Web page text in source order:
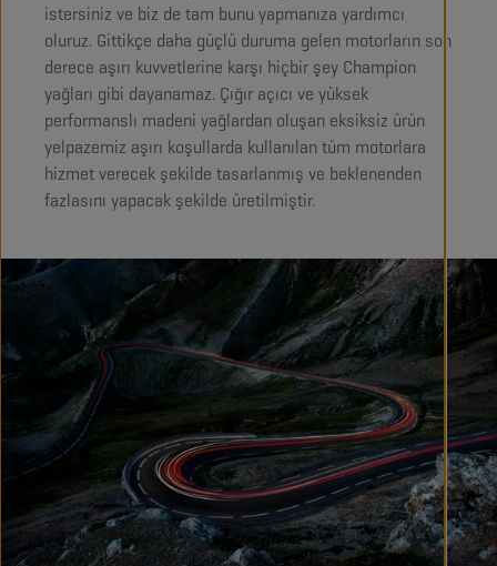
istersiniz ve biz de tam bunu yapmanıza yardımcı
oluruz. Gittikçe daha güçlü duruma gelen motorların son
derece aşırı kuvvetlerine karşı hiçbir şey Champion
yağları gibi dayanamaz. Çığır açıcı ve yüksek
performanslı madeni yağlardan oluşan eksiksiz ürün
yelpazemiz aşırı koşullarda kullanılan tüm motorlara
hizmet verecek şekilde tasarlanmış ve beklenenden
fazlasını yapacak şekilde üretilmiştir.